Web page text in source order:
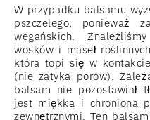
W przypadku balsamu
pszczelego, ponieważ
wegańskich.
wosków i maseł
która topi się w
(nie zatyka porów).
balsam nie pozostawiał
jest miękka i chroniona
zewnętrznymi. Ten